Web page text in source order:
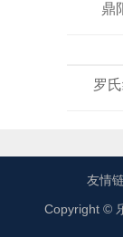
鼎
罗
友情
Copyright ©